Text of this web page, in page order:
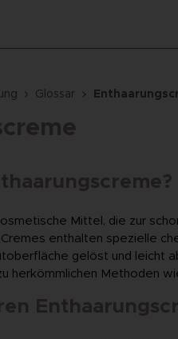
Glossar
Mittel, die zur
enthalten spezielle
gelöst und leicht
herkömmlichen Methoden